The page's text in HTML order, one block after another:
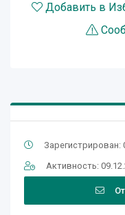
Добавить в
Зарегистрирован:
Активность: